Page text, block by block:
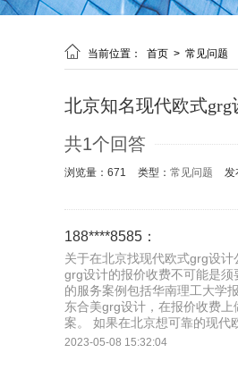
 当前位置： 首页 > 常见问题
北京知名现代欧式grg
共1个回答
浏览量：671 类型： 常见问题 发
188****8585：
关于在北京找现代欧式grg设
grg设计的报价收费不可能是
的服务案例包括华南理工大学
东合美grg设计，在报价收费
案。 如果在北京想可靠的现代
2023-05-08 15:32:04